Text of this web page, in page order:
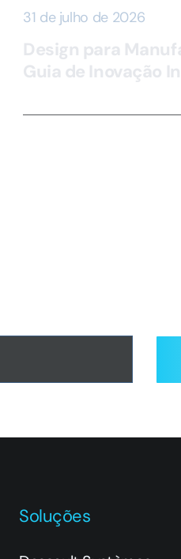
31 de julho de 2026
Design para
Guia de Inovação
Soluções